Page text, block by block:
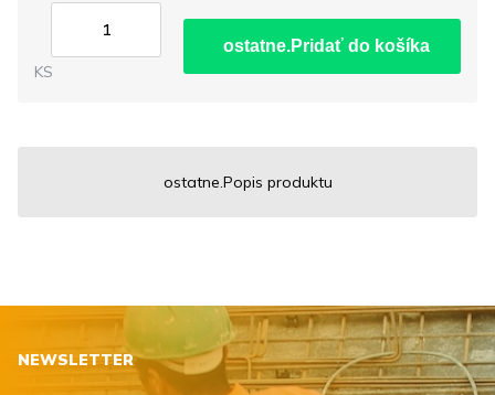
KS
ostatne.Pridať do košíka
ostatne.Popis produktu
NEWSLETTER